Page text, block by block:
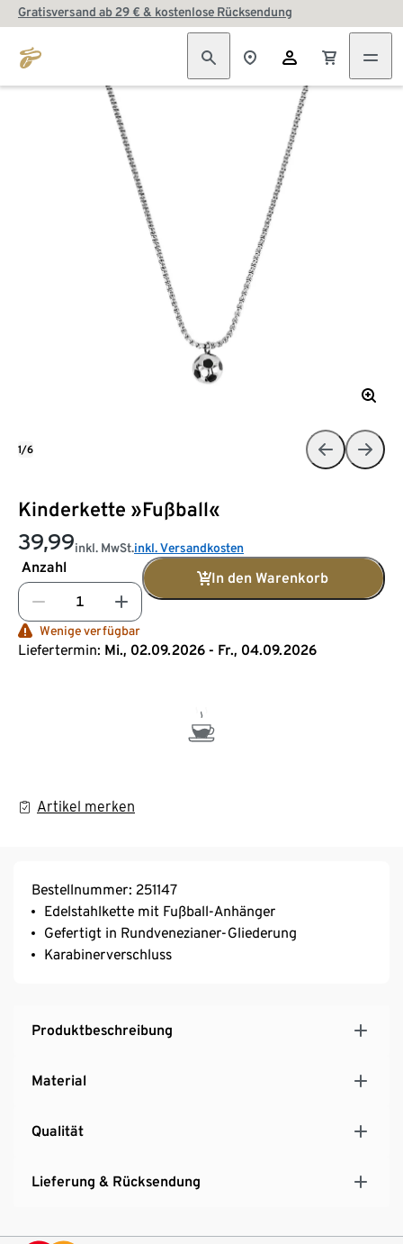
Gratisversand ab 29 € & kostenlose Rücksendung
Kinderkette »Fußball«
39,99inkl. MwSt.inkl. Versandkosten
Anzahl
In den Warenkorb
Wenige verfügbar
Liefertermin: Mi., 02.09.2026 - Fr., 04.09.2026
Artikel merken
1/6
Bestellnummer: 251147
Edelstahlkette mit Fußball-Anhänger
Gefertigt in Rundvenezianer-Gliederung
Karabinerverschluss
Produktbeschreibung
Material
Qualität
Lieferung & Rücksendung